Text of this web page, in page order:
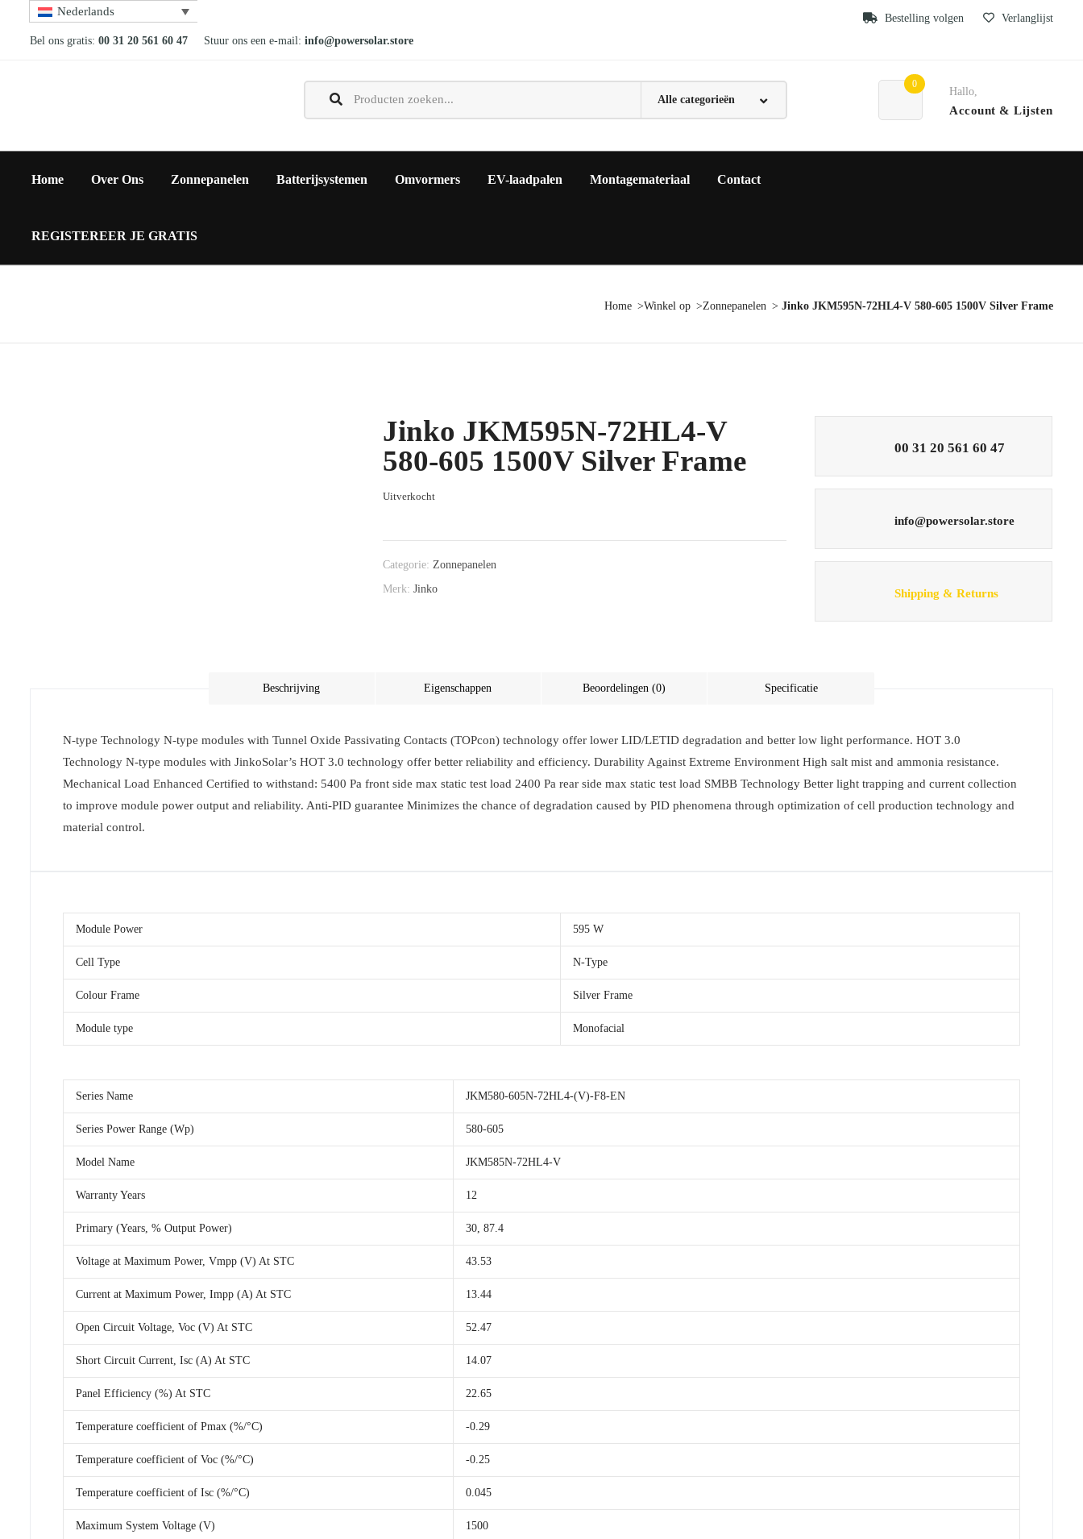
Nederlands
Bel ons gratis: 00 31 20 561 60 47 Stuur ons een e-mail: info@powersolar.store
Bestelling volgen Verlanglijst
0
Hallo,
Account & Lijsten
Home Over Ons Zonnepanelen Batterijsystemen Omvormers EV-laadpalen Montagemateriaal Contact
REGISTEREER JE GRATIS
Home Winkel op Zonnepanelen Jinko JKM595N-72HL4-V 580-605 1500V Silver Frame
Jinko JKM595N-72HL4-V
580-605 1500V Silver Frame
Uitverkocht
Categorie:Zonnepanelen
Merk:Jinko
00 31 20 561 60 47
info@powersolar.store
Shipping & Returns
Beschrijving Eigenschappen Beoordelingen (0) Specificatie
N-type Technology N-type modules with Tunnel Oxide Passivating Contacts (TOPcon) technology offer lower LID/LETID degradation and better low light performance. HOT 3.0
Technology N-type modules with JinkoSolar’s HOT 3.0 technology offer better reliability and efficiency. Durability Against Extreme Environment High salt mist and ammonia resistance.
Mechanical Load Enhanced Certified to withstand: 5400 Pa front side max static test load 2400 Pa rear side max static test load SMBB Technology Better light trapping and current collection
to improve module power output and reliability. Anti-PID guarantee Minimizes the chance of degradation caused by PID phenomena through optimization of cell production technology and
material control.
Module Power 595 W
Cell Type N-Type
Colour Frame Silver Frame
Module type Monofacial
Series Name JKM580-605N-72HL4-(V)-F8-EN
Series Power Range (Wp) 580-605
Model Name JKM585N-72HL4-V
Warranty Years 12
Primary (Years, % Output Power) 30, 87.4
Voltage at Maximum Power, Vmpp (V) At STC 43.53
Current at Maximum Power, Impp (A) At STC 13.44
Open Circuit Voltage, Voc (V) At STC 52.47
Short Circuit Current, Isc (A) At STC 14.07
Panel Efficiency (%) At STC 22.65
Temperature coefficient of Pmax (%/°C) -0.29
Temperature coefficient of Voc (%/°C) -0.25
Temperature coefficient of Isc (%/°C) 0.045
Maximum System Voltage (V) 1500